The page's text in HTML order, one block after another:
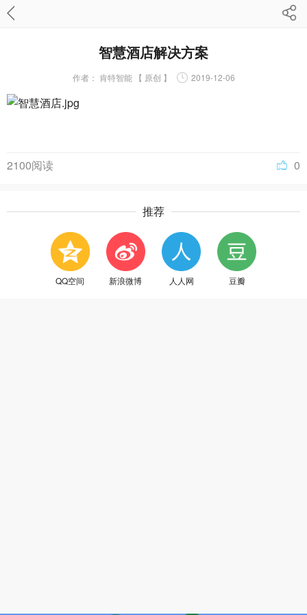
智慧酒店解决方案
作者： 肯特智能 【 原创 】 2019-12-06
0
2100阅读
推荐
QQ空间 新浪微博 人人网 豆瓣